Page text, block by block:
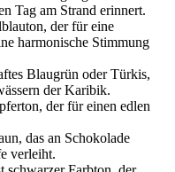
Tag am Strand erinnert.
der für eine
harmonische Stimmung
Blaugrün oder Türkis,
der Karibik.
der für einen edlen
das an Schokolade
verleiht.